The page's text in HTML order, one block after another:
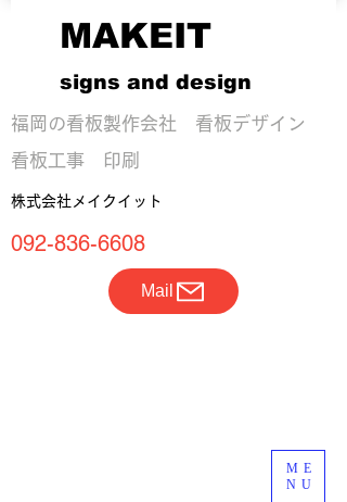
ME
NU
​福岡の看板製作会社 看板デザイン
看板工事 印刷
092-836-6608
株式会社メイクイット
Mail
MAKEIT
signs and design